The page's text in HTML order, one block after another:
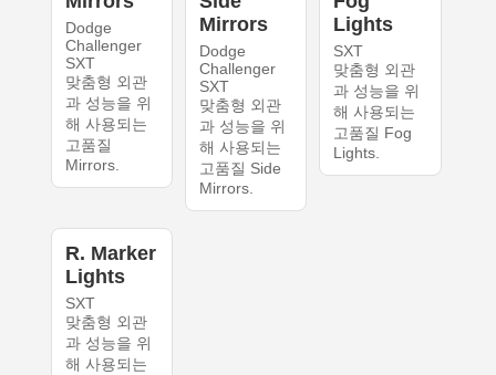
Dodge
Challenger
SXT
맞춤형 외관
과 성능을 위
해 사용되는
고품질
Mirrors.
Mirrors
Dodge
Challenger
SXT
맞춤형 외관
과 성능을 위
해 사용되는
고품질 Side
Mirrors.
Lights
SXT
맞춤형 외관
과 성능을 위
해 사용되는
고품질 Fog
Lights.
R. Marker
Lights
SXT
맞춤형 외관
과 성능을 위
해 사용되는